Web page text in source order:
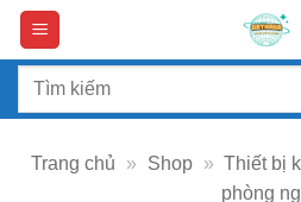
Skip
content
Search
Trang chủ » Shop » Thiết bị
phòng